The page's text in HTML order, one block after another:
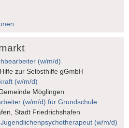
(w/m/d)
zur Selbsthilfe gGmbH
(w/m/d)
Möglingen
(w/m/d) für Grundschule
Stadt Friedrichshafen
(w/m/d)